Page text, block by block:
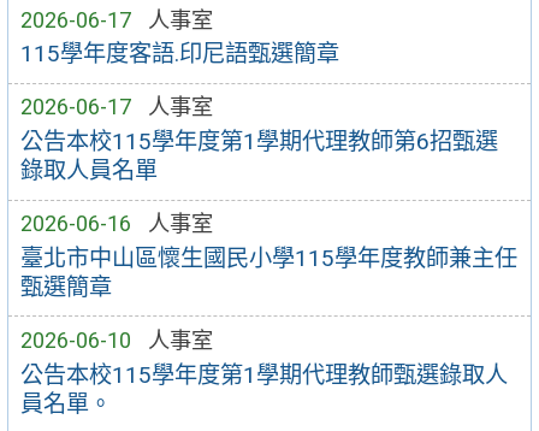
2026-06-17 人事室
115學年度客語.印尼語甄選簡章
2026-06-17 人事室
公告本校115學年度第1學期代理教師第6招甄選
錄取人員名單
2026-06-16 人事室
臺北市中山區懷生國民小學115學年度教師兼主任
甄選簡章
2026-06-10 人事室
公告本校115學年度第1學期代理教師甄選錄取人
員名單。